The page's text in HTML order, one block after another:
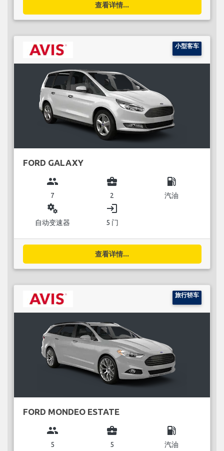
查看详情...
小型客车
FORD GALAXY
group
7
business_center
2
local_gas_station
汽油
miscellaneous_services
自动变速器
login
5 门
查看详情...
旅行轿车
FORD MONDEO ESTATE
group
5
business_center
5
local_gas_station
汽油